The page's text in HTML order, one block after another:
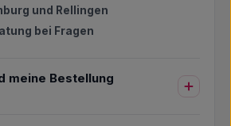
und Rellingen
bei Fragen
meine Bestellung